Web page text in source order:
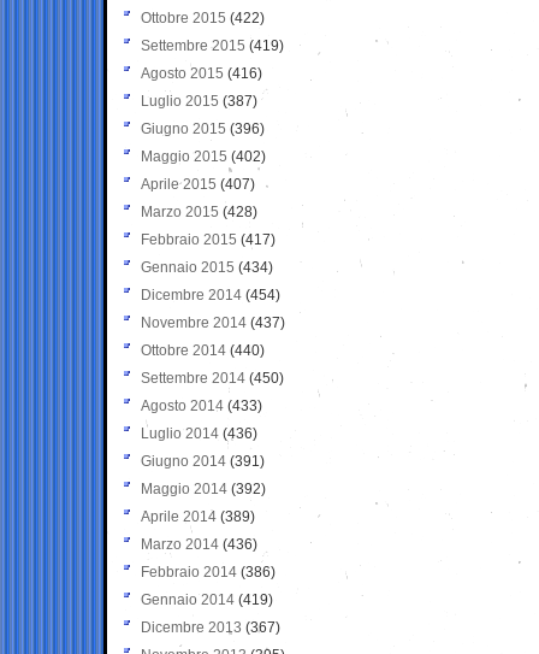
Ottobre 2015 (422)
Settembre 2015 (419)
Agosto 2015 (416)
Luglio 2015 (387)
Giugno 2015 (396)
Maggio 2015 (402)
Aprile 2015 (407)
Marzo 2015 (428)
Febbraio 2015 (417)
Gennaio 2015 (434)
Dicembre 2014 (454)
Novembre 2014 (437)
Ottobre 2014 (440)
Settembre 2014 (450)
Agosto 2014 (433)
Luglio 2014 (436)
Giugno 2014 (391)
Maggio 2014 (392)
Aprile 2014 (389)
Marzo 2014 (436)
Febbraio 2014 (386)
Gennaio 2014 (419)
Dicembre 2013 (367)